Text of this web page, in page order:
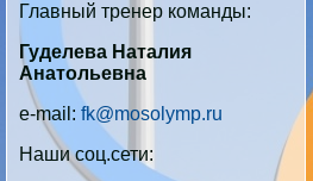
Главный тренер команды:
Гуделева Наталия
Анатольевна
e-mail: fk@mosolymp.ru
Наши соц.сети: